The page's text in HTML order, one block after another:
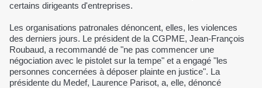
certains dirigeants d'entreprises.
Les organisations patronales dénoncent, elles, les violences
des derniers jours. Le président de la CGPME, Jean-François
Roubaud, a recommandé de "ne pas commencer une
négociation avec le pistolet sur la tempe" et a engagé "les
personnes concernées à déposer plainte en justice". La
présidente du Medef, Laurence Parisot, a, elle, dénoncé